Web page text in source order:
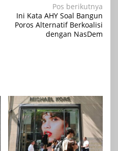
Pos berikutnya
Ini Kata AHY Soal Bangun
Poros Alternatif Berkoalisi
dengan NasDem